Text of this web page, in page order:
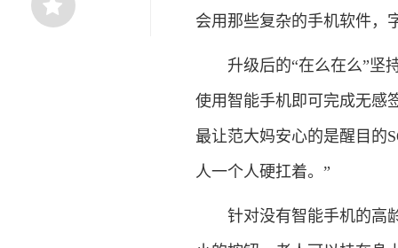
会用那些复杂的手机软件，
升级后的“在么在么”坚持
使用智能手机即可完成无感
最让范大妈安心的是醒目的
人一个人硬扛着。”
针对没有智能手机的高龄